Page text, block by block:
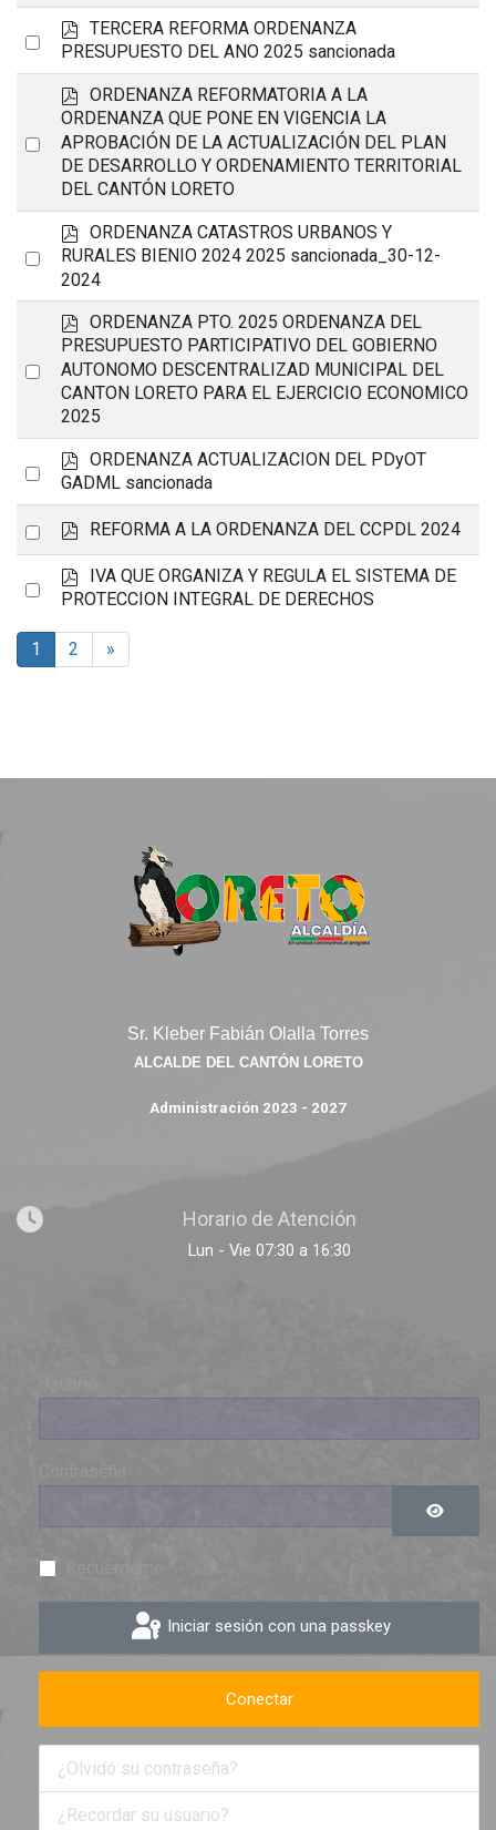
an
item
Select
an
p
d
f
TERCERA REFORMA ORDENANZA
PRESUPUESTO DEL ANO 2025 sancionada
Select
p
d
f
ORDENANZA REFORMATORIA A LA
ORDENANZA QUE PONE EN VIGENCIA LA
APROBACIÓN DE LA ACTUALIZACIÓN DEL PLAN
DE DESARROLLO Y ORDENAMIENTO TERRITORIAL
DEL CANTÓN LORETO
Select
p
d
f
ORDENANZA CATASTROS URBANOS Y
RURALES BIENIO 2024 2025 sancionada_30-12-
2024
Select
p
d
f
ORDENANZA PTO. 2025 ORDENANZA DEL
PRESUPUESTO PARTICIPATIVO DEL GOBIERNO
AUTONOMO DESCENTRALIZAD MUNICIPAL DEL
CANTON LORETO PARA EL EJERCICIO ECONOMICO
2025
Select
an
item
p
d
f
ORDENANZA ACTUALIZACION DEL PDyOT
GADML sancionada
Select
an
item
pREFORMA A LA ORDENANZA DEL CCPDL 2024
Select
item
p
d
IVA QUE ORGANIZA Y REGULA EL SISTEMA DE
PROTECCION INTEGRAL DE DERECHOS
1 2 »
Sr. Kleber Fabián Olalla Torres
ALCALDE DEL CANTÓN LORETO
Administración 2023 - 2027
Horario de Atención
Lun - Vie 07:30 a 16:30
Mostrar
Iniciar sesión con una passkey
Conectar
¿Olvidó su contraseña?
¿Recordar su usuario?